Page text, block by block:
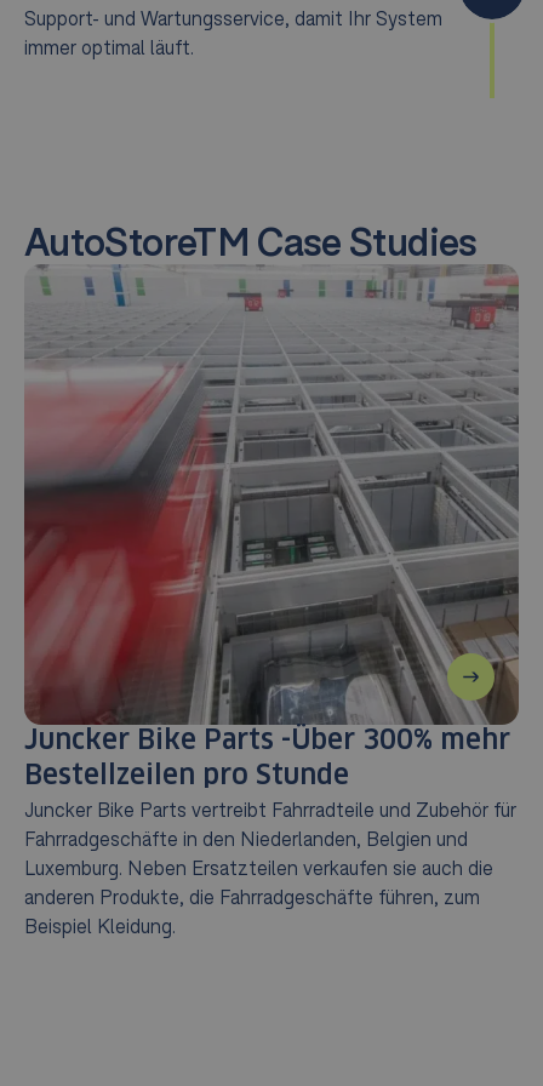
Support- und Wartungsservice, damit Ihr System
immer optimal läuft.
AutoStoreTM Case Studies
Juncker Bike Parts -Über 300% mehr
Bestellzeilen pro Stunde
Juncker Bike Parts vertreibt Fahrradteile und Zubehör für
Fahrradgeschäfte in den Niederlanden, Belgien und
Luxemburg. Neben Ersatzteilen verkaufen sie auch die
anderen Produkte, die Fahrradgeschäfte führen, zum
Beispiel Kleidung.